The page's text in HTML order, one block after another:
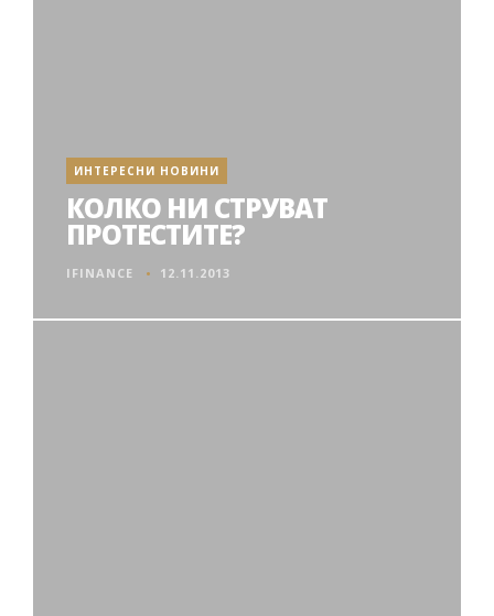
ИНТЕРЕСНИ НОВИНИ
КОЛКО НИ СТРУВАТ
ПРОТЕСТИТЕ?
IFINANCE 12.11.2013